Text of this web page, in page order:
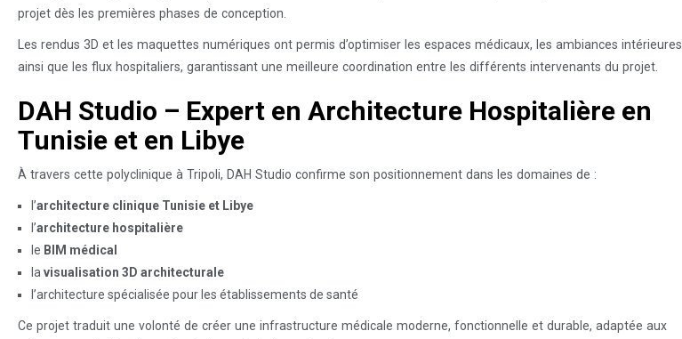
projet dès les premières phases de conception.
Les rendus 3D et les maquettes numériques ont permis d’optimiser les espaces médicaux, les ambiances intérieures
ainsi que les flux hospitaliers, garantissant une meilleure coordination entre les différents intervenants du projet.
DAH Studio – Expert en Architecture Hospitalière en
Tunisie et en Libye
À travers cette polyclinique à Tripoli, DAH Studio confirme son positionnement dans les domaines de :
l’architecture clinique Tunisie et Libye
l’architecture hospitalière
le BIM médical
la visualisation 3D architecturale
l’architecture spécialisée pour les établissements de santé
Ce projet traduit une volonté de créer une infrastructure médicale moderne, fonctionnelle et durable, adaptée aux